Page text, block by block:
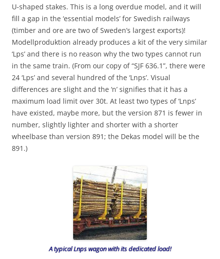
U-shaped stakes. This is a long overdue model, and it will
fill a gap in the ‘essential models’ for Swedish railways
(timber and ore are two of Sweden’s largest exports)!
Modellproduktion already produces a kit of the very similar
‘Lps’ and there is no reason why the two types cannot run
in the same train. (From our copy of “SJF 636.1”, there were
24 ‘Lps’ and several hundred of the ‘Lnps’. Visual
differences are slight and the ‘n’ signifies that it has a
maximum load limit over 30t. At least two types of ‘Lnps’
have existed, maybe more, but the version 871 is fewer in
number, slightly lighter and shorter with a shorter
wheelbase than version 891; the Dekas model will be the
891.)
A typical Lnps wagon with its dedicated load!